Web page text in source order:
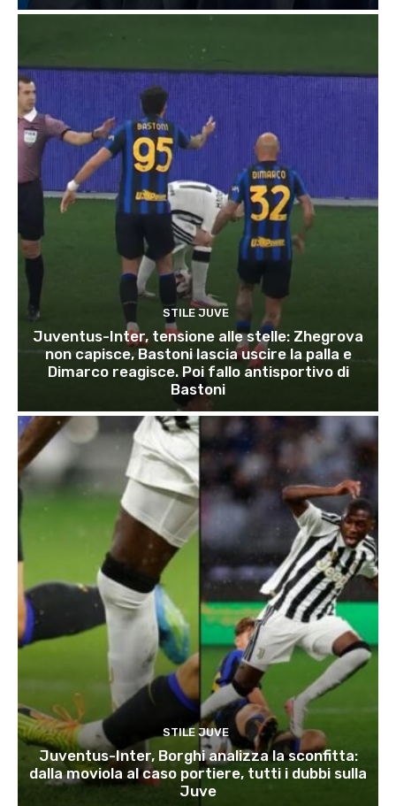
STILE JUVE
Juventus-Inter, tensione alle stelle: Zhegrova
non capisce, Bastoni lascia uscire la palla e
Dimarco reagisce. Poi fallo antisportivo di
Bastoni
STILE JUVE
Juventus-Inter, Borghi analizza la sconfitta:
dalla moviola al caso portiere, tutti i dubbi sulla
Juve